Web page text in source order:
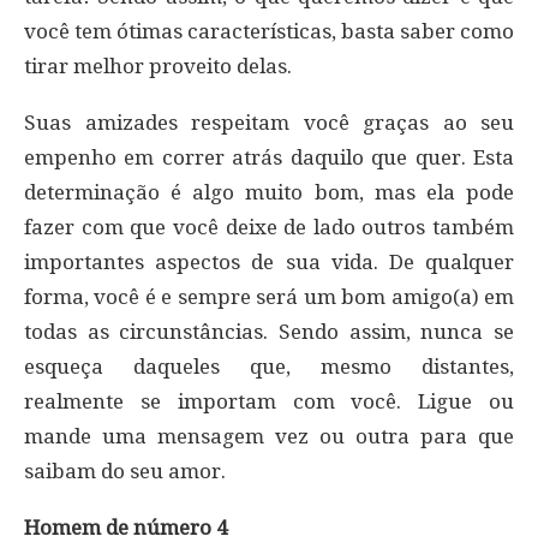
você tem ótimas características, basta saber como
tirar melhor proveito delas.
Suas amizades respeitam você graças ao seu
empenho em correr atrás daquilo que quer. Esta
determinação é algo muito bom, mas ela pode
fazer com que você deixe de lado outros também
importantes aspectos de sua vida. De qualquer
forma, você é e sempre será um bom amigo(a) em
todas as circunstâncias. Sendo assim, nunca se
esqueça daqueles que, mesmo distantes,
realmente se importam com você. Ligue ou
mande uma mensagem vez ou outra para que
saibam do seu amor.
Homem de número 4